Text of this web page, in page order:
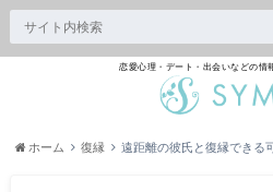
恋愛心理・デート・出会いなどの情
ホーム 復縁 遠距離の彼氏と復縁できる